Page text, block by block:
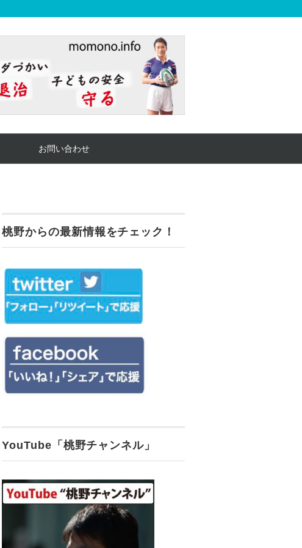
お問い合わせ
桃野からの最新情報をチェック！
YouTube「桃野チャンネル」